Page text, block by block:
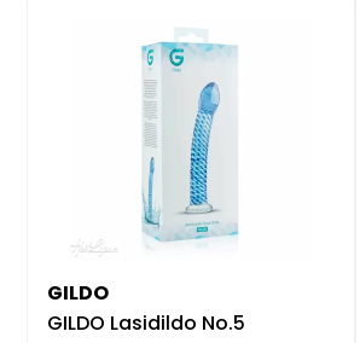
GILDO
GILDO Lasidildo No.5